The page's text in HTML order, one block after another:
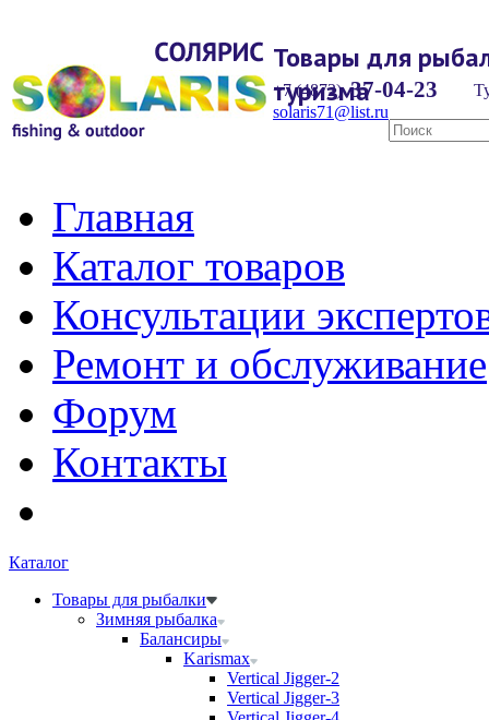
Товары для
туризма
+7 (4872) 37-04-23
solaris71@list.ru
Главная
Каталог товаров
Консультации
Ремонт и обслуживание
Форум
Контакты
Каталог
Товары для рыбалки
Зимняя рыбалка
Балансиры
Karismax
Vertical Jigger-2
Vertical Jigger-3